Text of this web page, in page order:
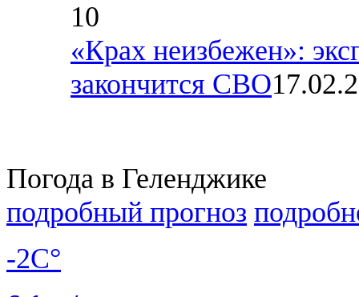
10
«Крах неизбежен»:
закончится СВО
Погода в Геленджике
подробный прогноз
-2C°